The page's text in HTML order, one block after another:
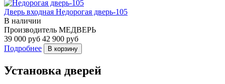
Дверь входная Недорогая дверь-105
В наличии
Производитель МЕДВЕРЬ
39 000 руб 42 900 руб
Подробнее
В корзину
Установка дверей